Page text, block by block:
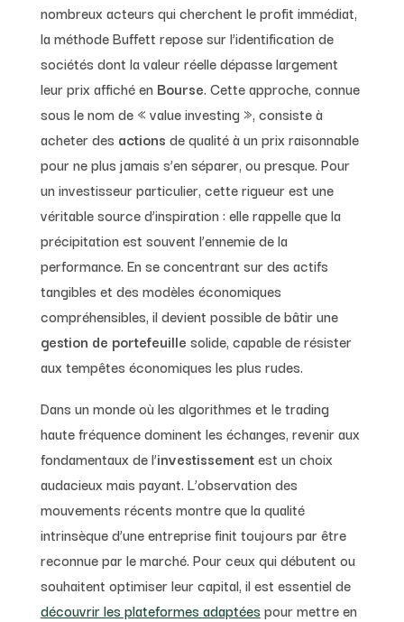
nombreux acteurs qui cherchent le profit immédiat,
la méthode Buffett repose sur l’identification de
sociétés dont la valeur réelle dépasse largement
leur prix affiché en Bourse. Cette approche, connue
sous le nom de « value investing », consiste à
acheter des actions de qualité à un prix raisonnable
pour ne plus jamais s’en séparer, ou presque. Pour
un investisseur particulier, cette rigueur est une
véritable source d’inspiration : elle rappelle que la
précipitation est souvent l’ennemie de la
performance. En se concentrant sur des actifs
tangibles et des modèles économiques
compréhensibles, il devient possible de bâtir une
gestion de portefeuille solide, capable de résister
aux tempêtes économiques les plus rudes.
Dans un monde où les algorithmes et le trading
haute fréquence dominent les échanges, revenir aux
fondamentaux de l’investissementest un choix
audacieux mais payant. L’observation des
mouvements récents montre que la qualité
intrinsèque d’une entreprise finit toujours par être
reconnue par le marché. Pour ceux qui débutent ou
souhaitent optimiser leur capital, il est essentiel de
découvrir les plateformes adaptées pour mettre en